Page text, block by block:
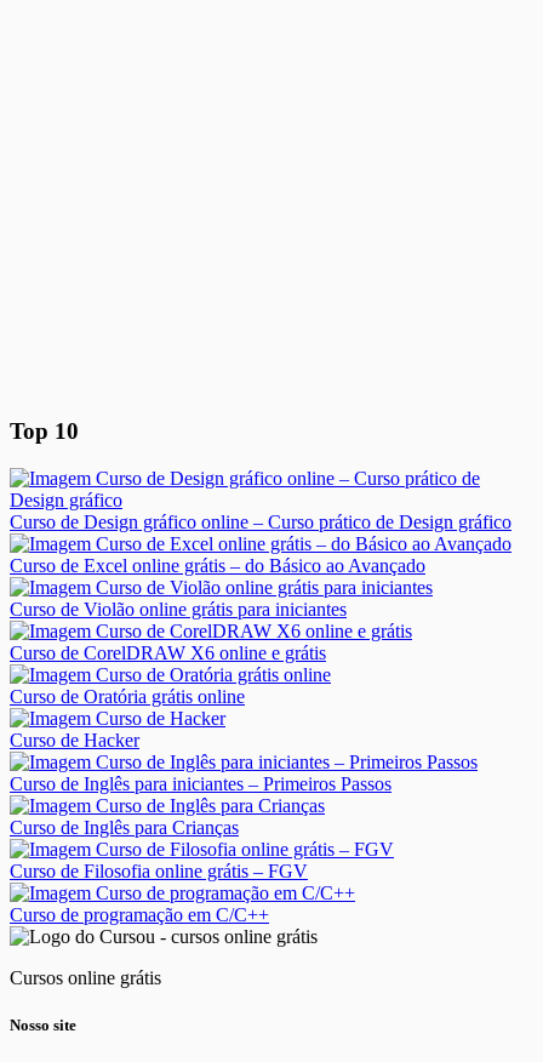
Top 10
Curso de Design gráfico online – Curso prático de Design gráfico
Curso de Excel online grátis – do Básico ao Avançado
Curso de Violão online grátis para iniciantes
Curso de CorelDRAW X6 online e grátis
Curso de Oratória grátis online
Curso de Hacker
Curso de Inglês para iniciantes – Primeiros Passos
Curso de Inglês para Crianças
Curso de Filosofia online grátis – FGV
Curso de programação em C/C++
Cursos online grátis
Nosso site